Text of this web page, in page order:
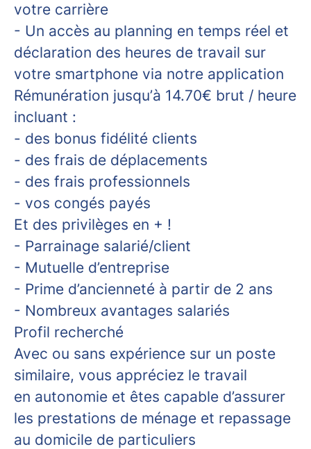
votre carrière
- Un accès au planning en temps réel et
déclaration des heures de travail sur
votre smartphone via notre application
Rémunération jusqu’à 14.70€ brut / heure
incluant :
- des bonus fidélité clients
- des frais de déplacements
- des frais professionnels
- vos congés payés
Et des privilèges en + !
- Parrainage salarié/client
- Mutuelle d’entreprise
- Prime d’ancienneté à partir de 2 ans
- Nombreux avantages salariés
Profil recherché
Avec ou sans expérience sur un poste
similaire, vous appréciez le travail
en autonomie et êtes capable d’assurer
les prestations de ménage et repassage
au domicile de particuliers